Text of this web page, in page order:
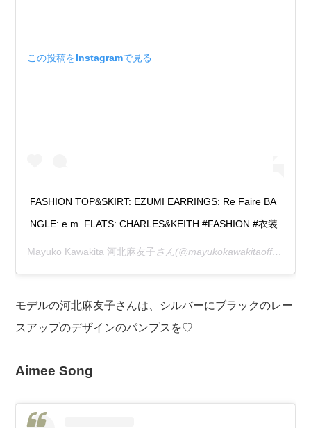
この投稿をInstagramで見る
FASHION TOP&SKIRT: EZUMI EARRINGS: Re Faire BA
NGLE: e.m. FLATS: CHARLES&KEITH #FASHION #衣装
Mayuko Kawakita 河北麻友子さん(@mayukokawakitaofficial)がシェアした投稿 –
モデルの河北麻友子さんは、シルバーにブラックのレー
スアップのデザインのパンプスを♡
Aimee Song